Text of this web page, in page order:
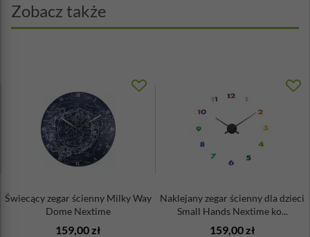
Zobacz także
Świecący zegar ścienny Milky Way
Dome Nextime
159,00 zł
Naklejany zegar ścienny dla dzieci
Small Hands Nextime ko...
159,00 zł